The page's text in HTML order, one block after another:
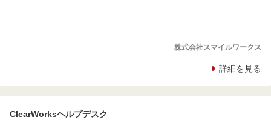
株式会社スマイルワークス
詳細を見る
ClearWorksヘルプデスク